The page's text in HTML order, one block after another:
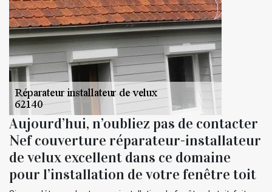
Aujourd’hui, n’oubliez pas de contacter
Nef couverture réparateur-installateur
de velux excellent dans ce domaine
pour l’installation de votre fenêtre toit